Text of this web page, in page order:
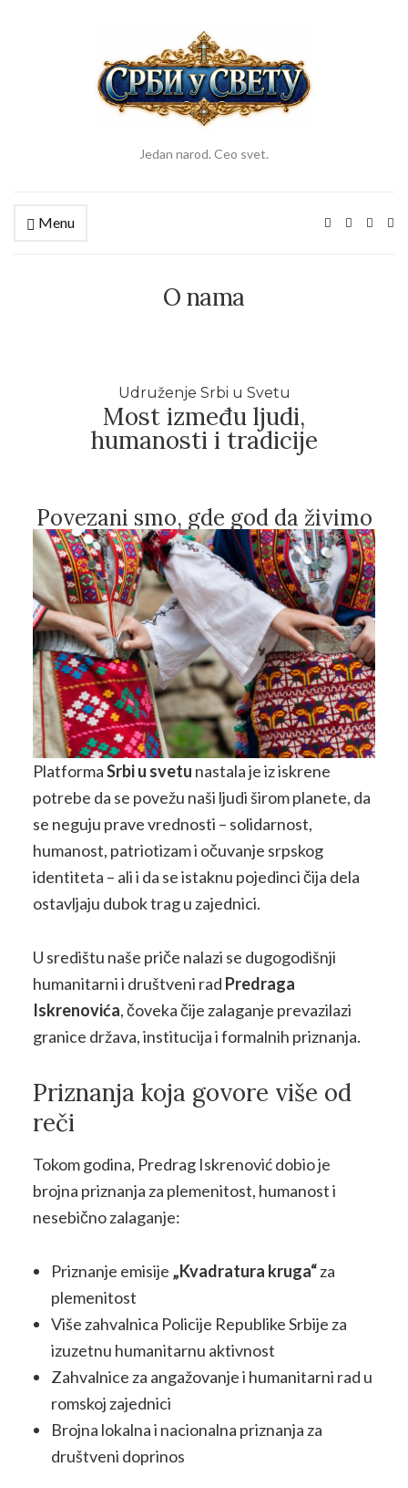
Jedan narod. Ceo svet.
Menu
O nama
Udruženje Srbi u Svetu
Most između ljudi,
humanosti i tradicije
Povezani smo, gde god da živimo
PlatformaSrbi u svetu nastala je iz iskrene
potrebe da se povežu naši ljudi širom planete, da
se neguju prave vrednosti – solidarnost,
humanost, patriotizam i očuvanje srpskog
identiteta – ali i da se istaknu pojedinci čija dela
ostavljaju dubok trag u zajednici.
U središtu naše priče nalazi se dugogodišnji
humanitarni i društveni rad Predraga
Iskrenovića, čoveka čije zalaganje prevazilazi
granice država, institucija i formalnih priznanja.
Priznanja koja govore više od
reči
Tokom godina, Predrag Iskrenović dobio je
brojna priznanja za plemenitost, humanost i
nesebično zalaganje:
Priznanje emisije „Kvadratura kruga“za
plemenitost
Više zahvalnica Policije Republike Srbije za
izuzetnu humanitarnu aktivnost
Zahvalnice za angažovanje i humanitarni rad u
romskoj zajednici
Brojna lokalna i nacionalna priznanja za
društveni doprinos